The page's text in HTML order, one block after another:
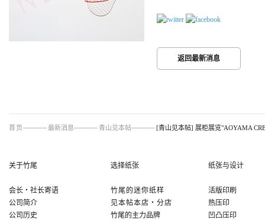
返回最新消息
首页 最新消息 青山见本帖 [青山见本帖] 展柜展览"AOYAMA
关于竹尾
会长・ 社长寄语
公司简介
公司历史
选择纸张
竹尾的迷你纸样
见本帖本店 ・ 分店
竹尾的主力品牌
纸张与设计
活版印刷
热压印
凹凸压印